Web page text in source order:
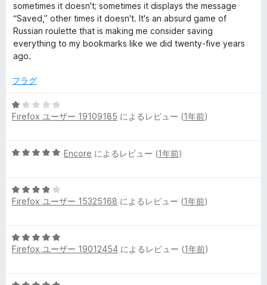
sometimes it doesn't; sometimes it displays the message
“Saved,” other times it doesn't. It's an absurd game of
Russian roulette that is making me consider saving
everything to my bookmarks like we did twenty-five years
ago.
フラグ
5
段
1
価
Firefox ユーザー 19109185 によるレビュー (1年前)
5
中
5
価
Encore によるレビュー (1年前)
5
段
4
の
Firefox ユーザー 15325168 によるレビュー (1年前)
5
段
Firefox ユーザー 19012454 によるレビュー (1年前)